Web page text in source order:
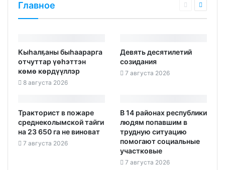
Главное
Кыһалҕаны быһаарарга
отчуттар үөһэттэн
көмө көрдүүллэр
8 августа 2026
Девять десятилетий
созидания
7 августа 2026
Тракторист в пожаре
среднеколымской тайги
на 23 650 га не виноват
7 августа 2026
В 14 районах республики
людям попавшим в
трудную ситуацию
помогают социальные
участковые
7 августа 2026